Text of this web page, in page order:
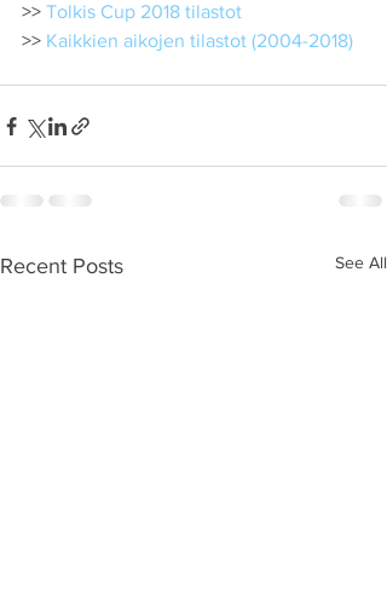
>> Tolkis Cup 2018 tilastot
>> Kaikkien aikojen tilastot (2004-2018)
Recent Posts See All